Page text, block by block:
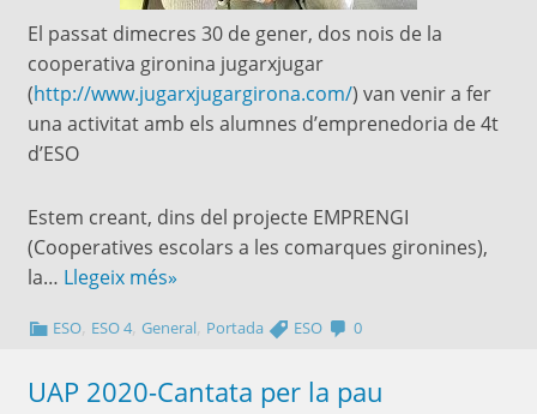
El passat dimecres 30 de gener, dos nois de la
cooperativa gironina jugarxjugar
(http://www.jugarxjugargirona.com/) van venir a fer
una activitat amb els alumnes d’emprenedoria de 4t
d’ESO
Estem creant, dins del projecte EMPRENGI
(Cooperatives escolars a les comarques gironines),
la… Llegeix més»
ESO ESO 4 ,General Portada ESO 0
UAP 2020-Cantata per la pau